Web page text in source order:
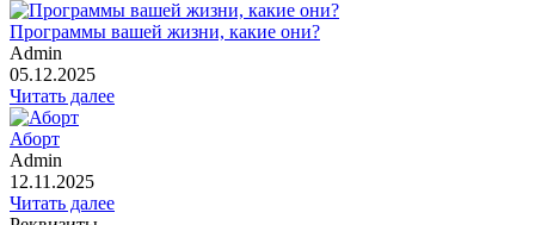
Программы вашей жизни, какие они?
Admin
05.12.2025
Читать далее
Аборт
Admin
12.11.2025
Читать далее